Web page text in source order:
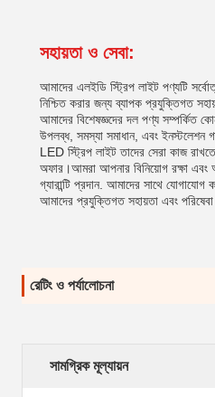
সহায়তা ও সেবা:
আমাদের এলইডি স্ট্রিপ লাইট পণ্যটি
নিশ্চিত করার জন্য ব্যাপক প্রযুক্তিগত
আমাদের বিশেষজ্ঞদের দল পণ্য সম্পর্কিত
উপলব্ধ, সমস্যা সমাধান, এবং
LED স্ট্রিপ লাইট তাদের সেরা কাজ রাখতে
অফার।আমরা আপনার বিনিয়োগ রক্ষা এবং
গ্যারান্টি প্রদান. আমাদের সাথে
আমাদের প্রযুক্তিগত সহায়তা এবং
রেটিং ও পর্যালোচনা
সামগ্রিক মূল্যায়ন